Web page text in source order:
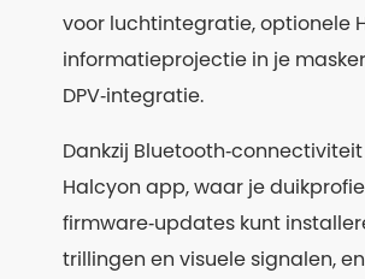
voor luchtintegratie, optionele
informatieprojectie in je
DPV‑integratie.
Dankzij
Halcyon app, waar je
firmware‑updates kunt
trillingen en visuele signalen,